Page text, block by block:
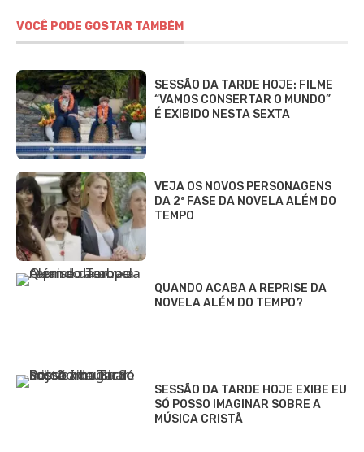
VOCÊ PODE GOSTAR TAMBÉM
SESSÃO DA TARDE HOJE: FILME
“VAMOS CONSERTAR O MUNDO”
É EXIBIDO NESTA SEXTA
VEJA OS NOVOS PERSONAGENS
DA 2ª FASE DA NOVELA ALÉM DO
TEMPO
QUANDO ACABA A REPRISE DA
NOVELA ALÉM DO TEMPO?
SESSÃO DA TARDE HOJE EXIBE EU
SÓ POSSO IMAGINAR SOBRE A
MÚSICA CRISTÃ